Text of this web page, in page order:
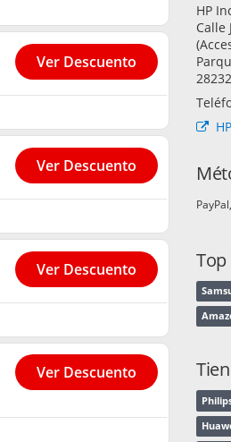
Ver Descuento
Ver Descuento
Ver Descuento
Ver Descuento
HP
Calle
PayPal
Top